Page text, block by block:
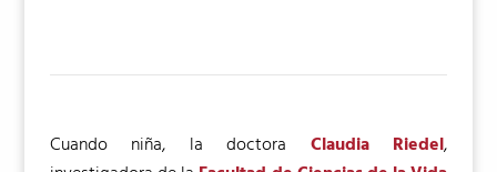
Cuando niña, la doctora Claudia Riedel,